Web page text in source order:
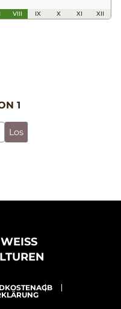
VIII IX X XI XII
1
Los
AGB